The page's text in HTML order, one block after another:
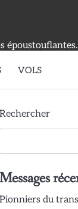
époustouflantes.
VOLS
Rechercher
Messages
Pionniers du